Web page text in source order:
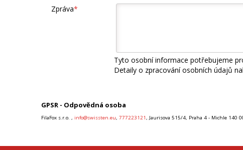
Zpráva*
Tyto osobní informace potřebujeme
Detaily o zpracování osobních údajů
GPSR - Odpovědná osoba
FilaFox s.r.o. , info@swissten.eu, 777223121, Jaurisova 515/4, Praha 4 - Michle 140